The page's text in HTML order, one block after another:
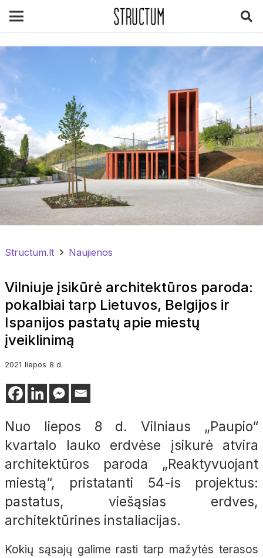
Structum.lt Naujienos
Vilniuje įsikūrė architektūros paroda:
pokalbiai tarp Lietuvos, Belgijos ir
Ispanijos pastatų apie miestų
įveiklinimą
2021 liepos 8 d.
Nuo liepos 8 d. Vilniaus „Paupio“
kvartalo lauko erdvėse įsikurė atvira
architektūros paroda „Reaktyvuojant
miestą“, pristatanti 54-is projektus:
pastatus, viešąsias erdves,
architektūrines instaliacijas.
Kokių sąsajų galime rasti tarp mažytės terasos